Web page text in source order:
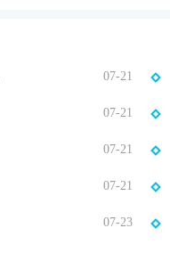
07-21
07-21
07-21
07-21
07-23